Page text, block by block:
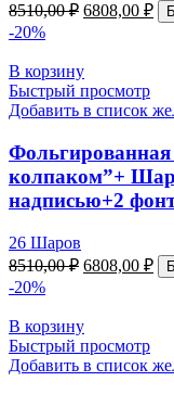
8510,00₽ 6808,00 ₽
-20%
В корзину
Быстрый просмотр
Добавить в список
колпаком”+
надписью+2
26 Шаров
8510,00₽ 6808,00 ₽
-20%
В корзину
Быстрый просмотр
Добавить в список